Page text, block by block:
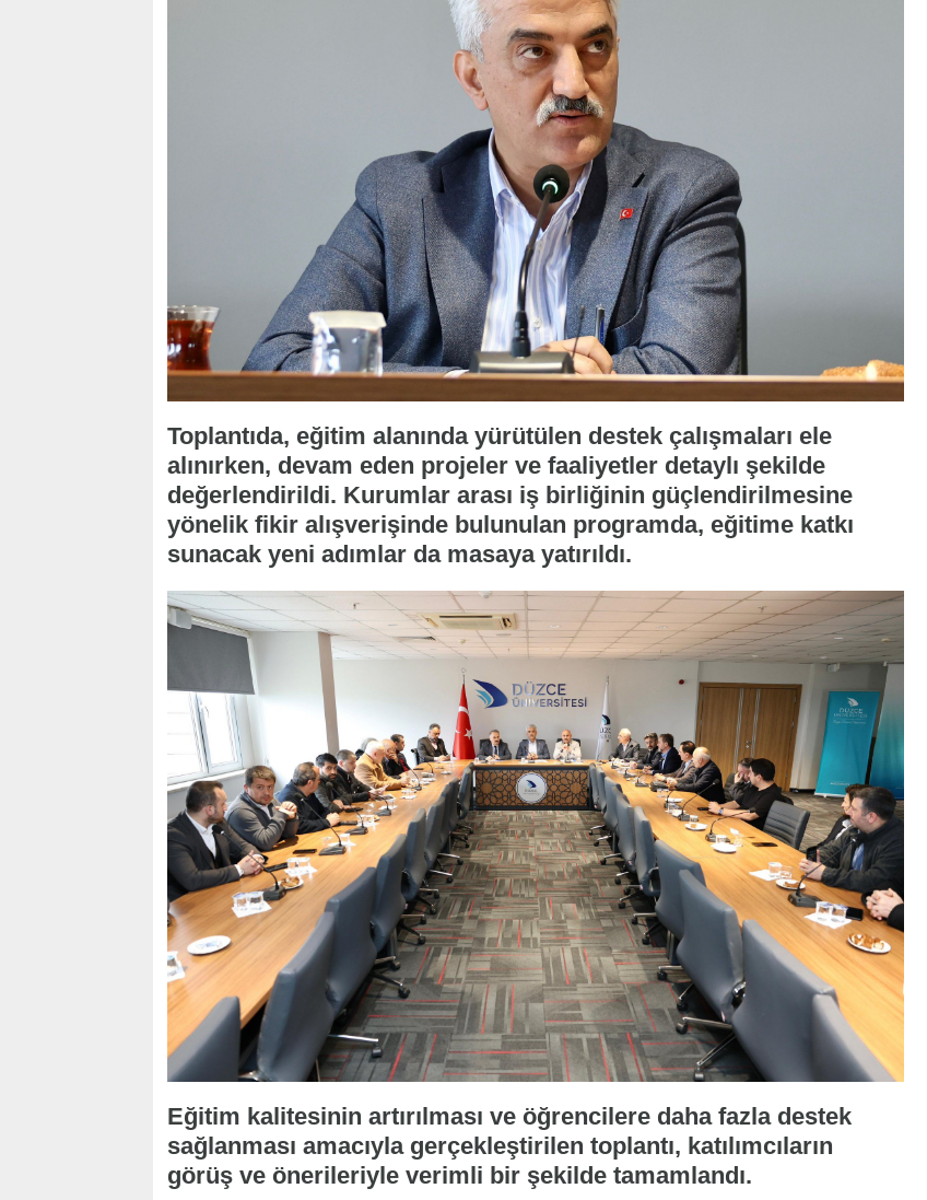
Toplantıda, eğitim alanında yürütülen destek çalışmaları ele
alınırken, devam eden projeler ve faaliyetler detaylı şekilde
değerlendirildi. Kurumlar arası iş birliğinin güçlendirilmesine
yönelik fikir alışverişinde bulunulan programda, eğitime katkı
sunacak yeni adımlar da masaya yatırıldı.
Eğitim kalitesinin artırılması ve öğrencilere daha fazla destek
sağlanması amacıyla gerçekleştirilen toplantı, katılımcıların
görüş ve önerileriyle verimli bir şekilde tamamlandı.